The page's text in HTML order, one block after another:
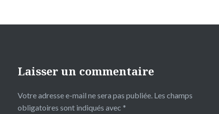
Laisser un commentaire
Votre adresse e-mail ne sera pas publiée. Les champs
obligatoires sont indiqués avec *